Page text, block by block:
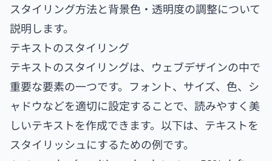
スタイリング方法と背景色・透明度の調整について
説明します。
テキストのスタイリング
テキストのスタイリングは、ウェブデザインの中で
重要な要素の一つです。フォント、サイズ、色、シ
ャドウなどを適切に設定することで、読みやすく美
しいテキストを作成できます。以下は、テキストを
スタイリッシュにするための例です。